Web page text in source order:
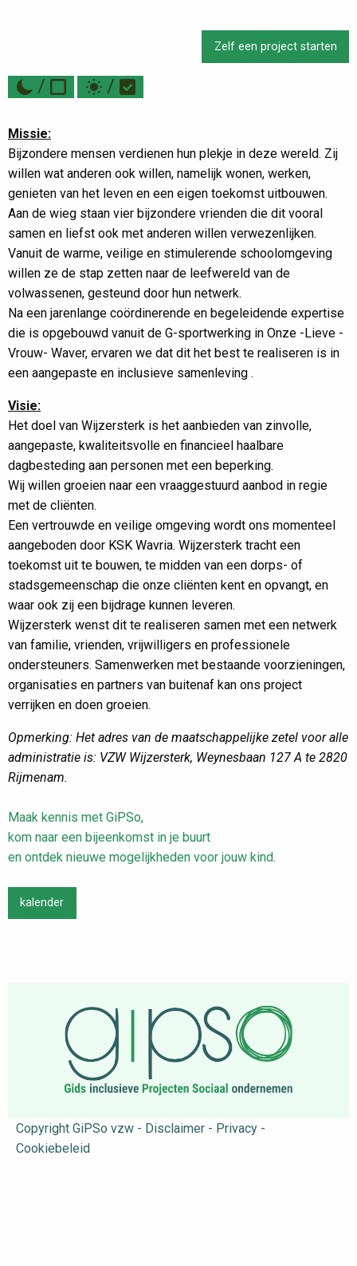
Zelf een project starten
/ /
Missie:
Bijzondere mensen verdienen hun plekje in deze wereld. Zij
willen wat anderen ook willen, namelijk wonen, werken,
genieten van het leven en een eigen toekomst uitbouwen.
Aan de wieg staan vier bijzondere vrienden die dit vooral
samen en liefst ook met anderen willen verwezenlijken.
Vanuit de warme, veilige en stimulerende schoolomgeving
willen ze de stap zetten naar de leefwereld van de
volwassenen, gesteund door hun netwerk.
Na een jarenlange coördinerende en begeleidende expertise
die is opgebouwd vanuit de G-sportwerking in Onze -Lieve -
Vrouw- Waver, ervaren we dat dit het best te realiseren is in
een aangepaste en inclusieve samenleving .
Visie:
Het doel van Wijzersterk is het aanbieden van zinvolle,
aangepaste, kwaliteitsvolle en financieel haalbare
dagbesteding aan personen met een beperking.
Wij willen groeien naar een vraaggestuurd aanbod in regie
met de cliënten.
Een vertrouwde en veilige omgeving wordt ons momenteel
aangeboden door KSK Wavria. Wijzersterk tracht een
toekomst uit te bouwen, te midden van een dorps- of
stadsgemeenschap die onze cliënten kent en opvangt, en
waar ook zij een bijdrage kunnen leveren.
Wijzersterk wenst dit te realiseren samen met een netwerk
van familie, vrienden, vrijwilligers en professionele
ondersteuners. Samenwerken met bestaande voorzieningen,
organisaties en partners van buitenaf kan ons project
verrijken en doen groeien.
Opmerking: Het adres van de maatschappelijke zetel voor alle
administratie is: VZW Wijzersterk, Weynesbaan 127 A te 2820
Rijmenam.
Maak kennis met GiPSo,
kom naar een bijeenkomst in je buurt
en ontdek nieuwe mogelijkheden voor jouw kind.
kalender
Copyright GiPSo vzw - Disclaimer - Privacy -
Cookiebeleid